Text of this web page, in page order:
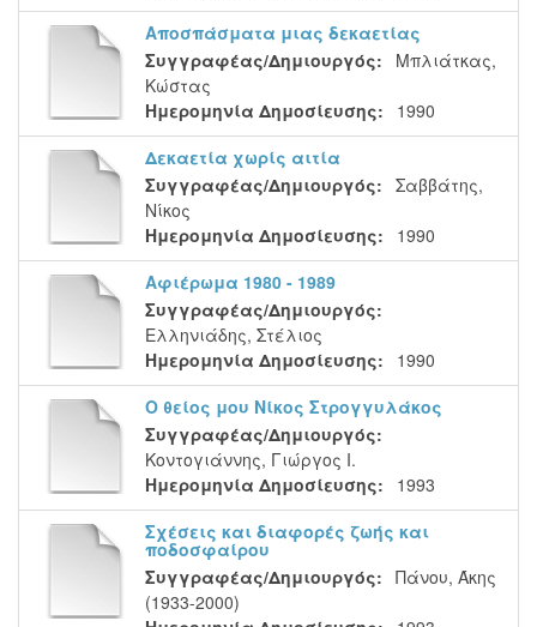
Αποσπάσματα μιας δεκαετίας
Συγγραφέας/Δημιουργός:
Μπλιάτκας,
Κώστας
Ημερομηνία Δημοσίευσης:
1990
Δεκαετία χωρίς αιτία
Συγγραφέας/Δημιουργός: Σαββάτης,
Νίκος
Ημερομηνία Δημοσίευσης:
1990
Αφιέρωμα 1980 - 1989
Συγγραφέας/Δημιουργός:
Ελληνιάδης, Στέλιος
Ημερομηνία Δημοσίευσης:
1990
Ο θείος μου Νίκος Στρογγυλάκος
Συγγραφέας/Δημιουργός:
Κοντογιάννης, Γιώργος Ι.
Ημερομηνία Δημοσίευσης:
1993
Σχέσεις και διαφορές ζωής και
ποδοσφαίρου
Συγγραφέας/Δημιουργός: Πάνου, Άκης
(1933-2000)